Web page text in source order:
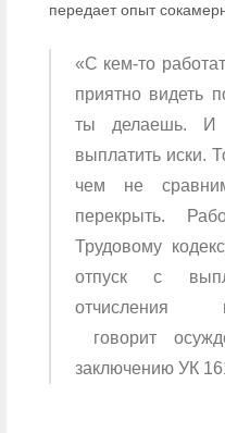
передает опыт
«С кем-то
приятно видеть
ты делаешь. И
выплатить иски.
чем не
перекрыть.
Трудовому
отпуск с
говорит
заключению УК